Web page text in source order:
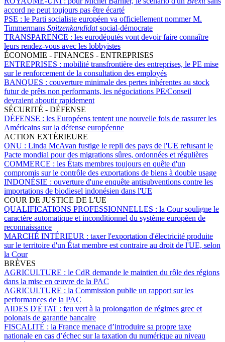
accord ne peut toujours pas être écarté
PSE : le Parti socialiste européen va officiellement nommer M.
Timmermans Spitzenkandidatsocial-démocrate
TRANSPARENCE : les eurodéputés vont devoir faire connaître
leurs rendez-vous avec les lobbyistes
ÉCONOMIE - FINANCES - ENTREPRISES
ENTREPRISES : mobilité transfrontière des entreprises, le PE mise
sur le renforcement de la consultation des employés
BANQUES : couverture minimale des pertes inhérentes au stock
futur de prêts non performants, les négociations PE/Conseil
devraient aboutir rapidement
SÉCURITÉ - DÉFENSE
DÉFENSE : les Européens tentent une nouvelle fois de rassurer les
Américains sur la défense européenne
ACTION EXTÉRIEURE
ONU : Linda McAvan fustige le repli des pays de l'UE refusant le
Pacte mondial pour des migrations sûres, ordonnées et régulières
COMMERCE : les États membres toujours en quête d'un
compromis sur le contrôle des exportations de biens à double usage
INDONÉSIE : ouverture d'une enquête antisubventions contre les
importations de biodiesel indonésien dans l'UE
COUR DE JUSTICE DE L'UE
QUALIFICATIONS PROFESSIONNELLES : la Cour souligne le
caractère automatique et inconditionnel du système européen de
reconnaissance
MARCHÉ INTÉRIEUR : taxer l'exportation d'électricité produite
sur le territoire d'un État membre est contraire au droit de l'UE, selon
la Cour
BRÈVES
AGRICULTURE : le CdR demande le maintien du rôle des régions
dans la mise en œuvre de la PAC
AGRICULTURE : la Commission publie un rapport sur les
performances de la PAC
AIDES D'ÉTAT : feu vert à la prolongation de régimes grec et
polonais de garantie bancaire
FISCALITÉ : la France menace d’introduire sa propre taxe
nationale en cas d’échec sur la taxation du numérique au niveau